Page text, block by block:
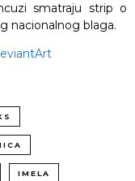
smatraju strip o
nacionalnog blaga.
IMELA